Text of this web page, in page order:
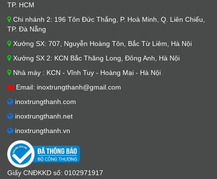
TP. HCM
Chi nhánh 2: 196 Tôn Đức Thắng, P. Hoà Minh, Q. Liên Chiểu,
TP. Đà Nẵng
Xưởng SX: 707, Nguyễn Hoàng Tôn, Bắc Từ Liêm, Hà Nội
Xưởng SX 2: KCN Bắc Thăng Long, Đông Anh, Hà Nội
Nhà máy : KCN - Vĩnh Tuy - Hoàng Mại - Hà Nội
Email: inoxtrungthanh@gmail.com
inoxtrungthanh.com
inoxtrungthanh.net
inoxtrungthanh.vn
Giấy CNĐKKD số: 0102971917